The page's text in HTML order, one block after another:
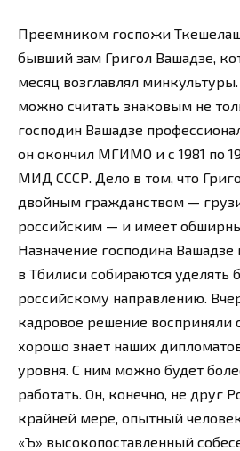
Преемником госпожи
бывший зам Григол Вашадзе,
месяц возглавлял
можно считать знаковым не
господин Вашадзе
он окончил МГИМО и с 1981 по
МИД СССР. Дело в том, что
двойным гражданством —
российским — и имеет
Назначение господина Вашадзе
в Тбилиси собираются уделять
российскому направлению.
кадровое решение восприняли
хорошо знает наших
уровня. С ним можно будет
работать. Он, конечно, не друг
крайней мере, опытный
«Ъ» высокопоставленный